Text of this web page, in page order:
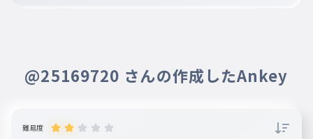
@25169720 さんの作成したAnkey
難易度